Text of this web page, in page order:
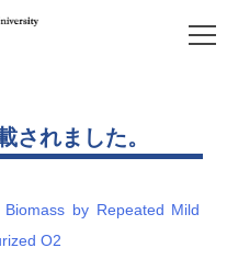
されました。
by Repeated Mild
O2